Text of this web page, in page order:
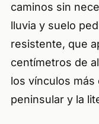
caminos sin
lluvia y suelo
resistente, que
centímetros de
los vínculos
peninsular y la